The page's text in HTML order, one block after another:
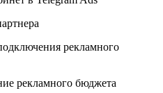
рекламного
рекламного бюджета